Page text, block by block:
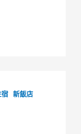
宿 新飯店